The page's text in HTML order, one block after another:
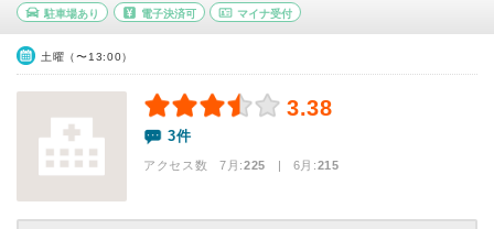
駐車場あり 電子決済可 マイナ受付
土曜（〜13:00）
3.38
3件
アクセス数 7月:225 | 6月:215